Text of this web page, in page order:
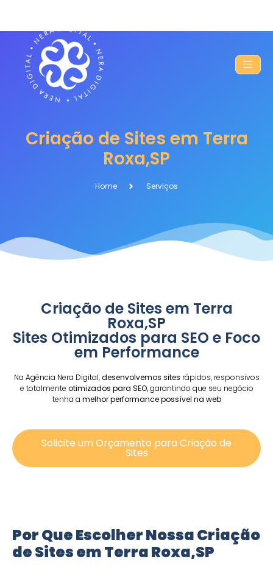
Criação de Sites em Terra
Roxa,SP
Home Serviços
Criação de Sites em Terra
Roxa,SP
Sites Otimizados para SEO e Foco
em Performance
Na Agência Nera Digital,desenvolvemos sites rápidos, responsivos
e totalmente otimizados para SEO,garantindo que seu negócio
tenha a melhor performance possível na web
Solicite um Orçamento para Criação de
Sites
Por Que Escolher Nossa Criação
de Sites em Terra Roxa,SP